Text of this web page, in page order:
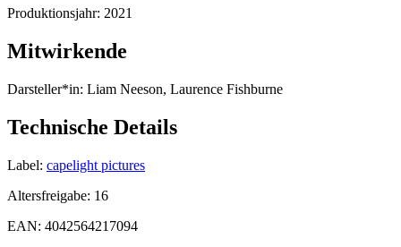
Produktionsjahr: 2021
Mitwirkende
Darsteller*in: Liam Neeson, Laurence Fishburne
Technische Details
Label: capelight pictures
Altersfreigabe: 16
EAN: 4042564217094